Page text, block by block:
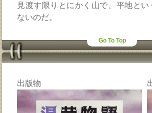
見渡す限りとにかく山で、平地とい
ないのだ。
Go To Top
出版物